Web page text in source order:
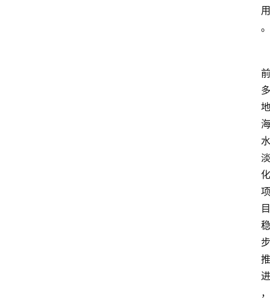
用
。
前
多
地
海
水
淡
化
项
目
稳
步
推
进
，